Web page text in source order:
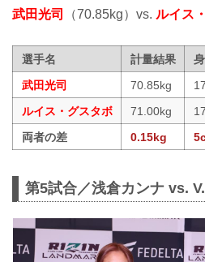
武田光司 （70.85kg）vs. ルイス
選手名 計量結果
武田光司
70.85kg
ルイス・グスタボ
71.00kg
両者の差
0.15kg
第5試合／浅倉カンナ vs.